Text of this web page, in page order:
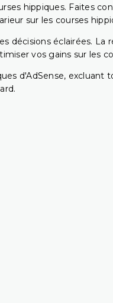
hippiques. Faites
sur les courses
décisions éclairées.
vos gains sur les
d'AdSense, excluant